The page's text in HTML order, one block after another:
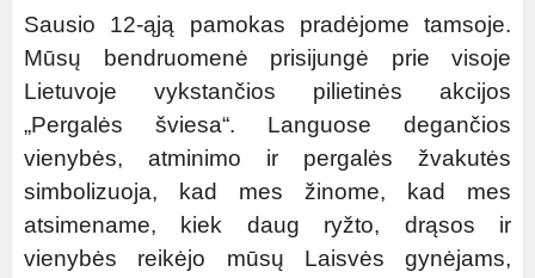
Sausio 12-ąją pamokas pradėjome tamsoje.
Mūsų bendruomenė prisijungė prie visoje
Lietuvoje vykstančios pilietinės akcijos
„Pergalės šviesa“. Languose degančios
vienybės, atminimo ir pergalės žvakutės
simbolizuoja, kad mes žinome, kad mes
atsimename, kiek daug ryžto, drąsos ir
vienybės reikėjo mūsų Laisvės gynėjams,